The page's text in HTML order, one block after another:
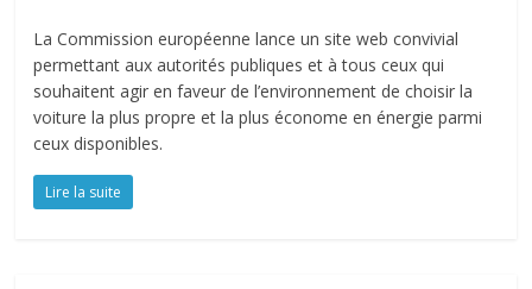
La Commission européenne lance un site web convivial
permettant aux autorités publiques et à tous ceux qui
souhaitent agir en faveur de l’environnement de choisir la
voiture la plus propre et la plus économe en énergie parmi
ceux disponibles.
Lire la suite